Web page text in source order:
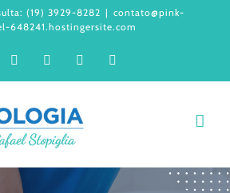
(19) 3929-8282 | contato@pink-
648241.hostingersite.com
InstagramLinkedInWhatsApp